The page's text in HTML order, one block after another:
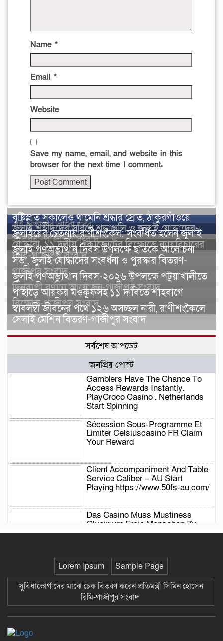
Name *
Email *
Website
Save my name, email, and website in this
browser for the next time I comment.
এই বিভাগের আরো খবর
বৃষ্টিস্নাত সকালেও থামেনি শ্রদ্ধার স্রোত, ঠাকুরগাঁওয়ে
জুলাই শহীদদের স্মরণে শ্রদ্ধাঞ্জলি ও জুলাই যোদ্ধাদের
সংবর্ধনা-গাজীপুর সংবাদ
জুলাইয়ের চেতনায় রাণীশংকৈল: সংবর্ধিত হলেন জুলাই
যোদ্ধারা, ১১ দলীয় ঐক্যজোটের বিক্ষোভে ন্যায়বিচারের
দাবি-গাজীপুর সংবাদ
জুলাই গণঅভ্যুত্থান দিবস উপলক্ষে ছাতকে আলোচনা
সভা, জুলাই যোদ্ধাদের সংবর্ধনা ও পুরস্কার বিতরণ-
গাজীপুর সংবাদ
জুলাই গণঅভ্যুত্থান দিবস-২০২৬ উপলক্ষে পটুয়াখালীতে
দিনব্যপী বর্ণাঢ্য আয়োজন-গাজীপুর সংবাদ
পাহাড়ে আয়কর মওকুফসহ ১১ দাবিতে শাহবাগে
বিক্ষোভ-গাজীপুর সংবাদ
স্বাবলম্বী জীবনের পথে ১২৬ অসচ্ছল নারী, রাণীশংকৈলে
সেলাই মেশিন বিতরণ-গাজীপুর সংবাদ
সর্বশেষ আপডেট
জনপ্রিয় পোস্ট
Gamblers Have The Chance To
Access Rewards Instantly.
PlayCroco Casino . Netherlands
Start Spinning
Sécession Sous-Programme Et
Limiter Celsiuscasino FR Claim
Your Reward
Client Accompaniment And Table
Service Caliber – AU Start
Playing https://www.50fs-au.com/
Das Casino Muss Mustiness
Glucinium Freie Menschen Zu
Einfügen Kostenlos Casino
Jocuri First State Masă En Cărți ·
België Grab Your Bonus HotWins
Casino
Complete Package Casino Simple
Lorem Ipsum
Sample Page
সুবিধাভোগীদের মাঝে চেক বিতরণ করেন প্রতিমন্ত্রী সিমিন হোসেন
রিমি-গাজীপুর সংবাদ